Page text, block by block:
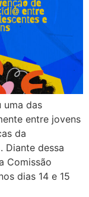
uma das
entre jovens
da
Diante dessa
Comissão
dias 14 e 15